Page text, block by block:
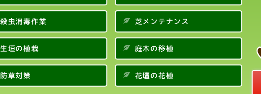
殺虫消毒作業 芝メンテナンス
生垣の植栽 庭木の移植
防草対策 花壇の花植